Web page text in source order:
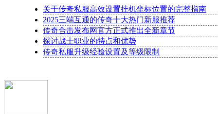
关于传奇私服高效设置挂机坐标位置的完整指南
2025三端互通的传奇十大热门新服推荐
传奇合击发布网官方正式推出全新章节
探讨战士职业的特点和优势
传奇私服升级经验设置及等级限制